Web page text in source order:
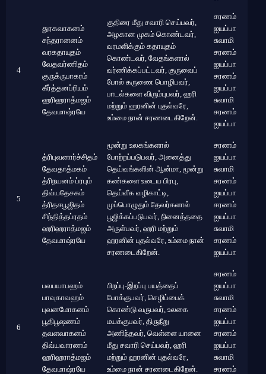
4
துரகவாகனம்
சுந்தரானனம்
வரகதாயுதம்
வேதவர்ணிதம்
குருக்ருபாகரம்
கீர்த்தனப்ரியம்
ஹரிஹராத்மஜம்
தேவமாஷ்ரயே
குதிரை மீது சவாரி செய்பவர்,
அழகான முகம் கொண்டவர்,
வரமளிக்கும் கதாயுதம்
கொண்டவர், வேதங்களால்
வர்ணிக்கப்பட்டவர், குருவைப்
போல் கருணை பொழிபவர்,
பாடல்களை விரும்புபவர், ஹரி
மற்றும் ஹரனின் புதல்வரே,
உம்மை நான் சரணடைகிறேன்.
சரணம்
ஐயப்பா
சுவாமி
சரணம்
ஐயப்பா
சரணம்
ஐயப்பா
சுவாமி
சரணம்
ஐயப்பா
5
த்ரிபுவனார்ச்சிதம்
தேவதாத்மகம்
த்ரிநயனம் ப்ரபும்
திவ்யதேசகம்
த்ரிதசபூஜிதம்
சிந்தித்தப்ரதம்
ஹரிஹராத்மஜம்
தேவமாஷ்ரயே
மூன்று உலகங்களால்
போற்றப்படுபவர், அனைத்து
தெய்வங்களின் ஆன்மா, மூன்று
கண்களை உடைய பிரபு,
தெய்வீக வழிகாட்டி,
முப்பொழுதும் தேவர்களால்
பூஜிக்கப்படுபவர், நினைத்ததை
அருள்பவர், ஹரி மற்றும்
ஹரனின் புதல்வரே, உம்மை நான்
சரணடைகிறேன்.
சரணம்
ஐயப்பா
சுவாமி
சரணம்
ஐயப்பா
சரணம்
ஐயப்பா
சுவாமி
சரணம்
ஐயப்பா
6
பவபயாபஹம்
பாவுகாவஹம்
புவனமோகனம்
பூதிபூஷணம்
தவளவாகனம்
திவ்யவாரணம்
ஹரிஹராத்மஜம்
தேவமாஷ்ரயே
பிறப்பு-இறப்பு பயத்தைப்
போக்குபவர், செழிப்பைக்
கொண்டு வருபவர், உலகை
மயக்குபவர், திருநீறு
அணிந்தவர், வெள்ளை யானை
மீது சவாரி செய்பவர், ஹரி
மற்றும் ஹரனின் புதல்வரே,
உம்மை நான் சரணடைகிறேன்.
சரணம்
ஐயப்பா
சுவாமி
சரணம்
ஐயப்பா
சரணம்
ஐயப்பா
சுவாமி
சரணம்